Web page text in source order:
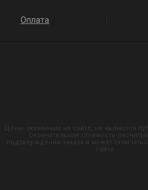
Оплата
Цены, указанные на сайте, не являются
Окончательная стоимость
подтверждении заказа и может
сайте.